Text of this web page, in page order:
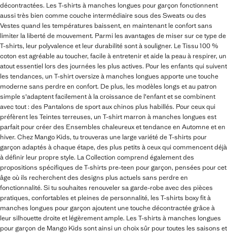
décontractées. Les T-shirts à manches longues pour garçon fonctionnent
aussi très bien comme couche intermédiaire sous des Sweats ou des
Vestes quand les températures baissent, en maintenant le confort sans
limiter la liberté de mouvement. Parmi les avantages de miser sur ce type de
T-shirts, leur polyvalence et leur durabilité sont à souligner. Le Tissu 100 %
coton est agréable au toucher, facile à entretenir et aide la peau à respirer, un
atout essentiel lors des journées les plus actives. Pour les enfants qui suivent
les tendances, un T-shirt oversize à manches longues apporte une touche
moderne sans perdre en confort. De plus, les modèles longs et au patron
simple s'adaptent facilement à la croissance de l'enfant et se combinent
avec tout : des Pantalons de sport aux chinos plus habillés. Pour ceux qui
préfèrent les Teintes terreuses, un T-shirt marron à manches longues est
parfait pour créer des Ensembles chaleureux et tendance en Automne et en
hiver. Chez Mango Kids, tu trouveras une large variété de T-shirts pour
garçon adaptés à chaque étape, des plus petits à ceux qui commencent déjà
à définir leur propre style. La Collection comprend également des
propositions spécifiques de T-shirts pre-teen pour garçon, pensées pour cet
âge où ils recherchent des designs plus actuels sans perdre en
fonctionnalité. Si tu souhaites renouveler sa garde-robe avec des pièces
pratiques, confortables et pleines de personnalité, les T-shirts boxy fit à
manches longues pour garçon ajoutent une touche décontractée grâce à
leur silhouette droite et légèrement ample. Les T-shirts à manches longues
pour garçon de Mango Kids sont ainsi un choix sûr pour toutes les saisons et